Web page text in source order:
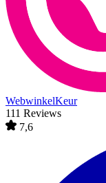
WebwinkelKeur
111 Reviews
7,6